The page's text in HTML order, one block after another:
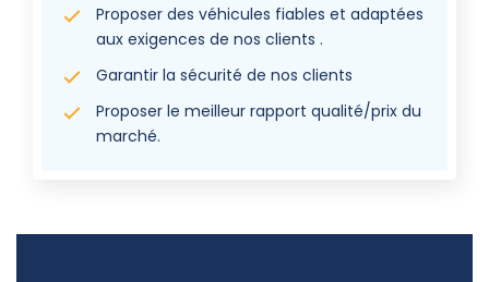
Proposer des véhicules fiables et adaptées
aux exigences de nos clients .
Garantir la sécurité de nos clients
Proposer le meilleur rapport qualité/prix du
marché.